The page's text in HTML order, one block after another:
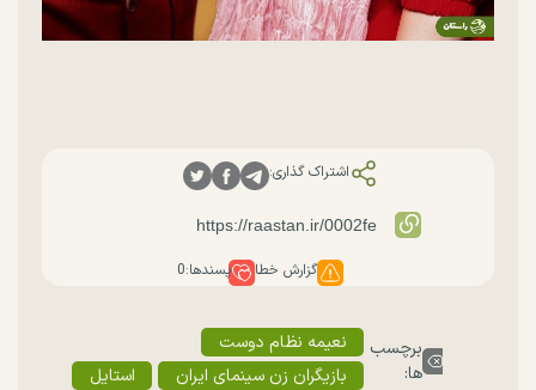
اشتراک گذاری:
گزارش خطا پسندها:0
برچسب
ها:
نعیمه نظام دوست
بازیگران زن سینمای ایران
استایل